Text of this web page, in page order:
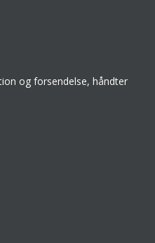
og forsendelse, håndter